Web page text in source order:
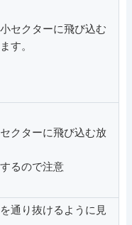
セクターに飛び込む
す。
クターに飛び込む放
るので注意
通り抜けるように見